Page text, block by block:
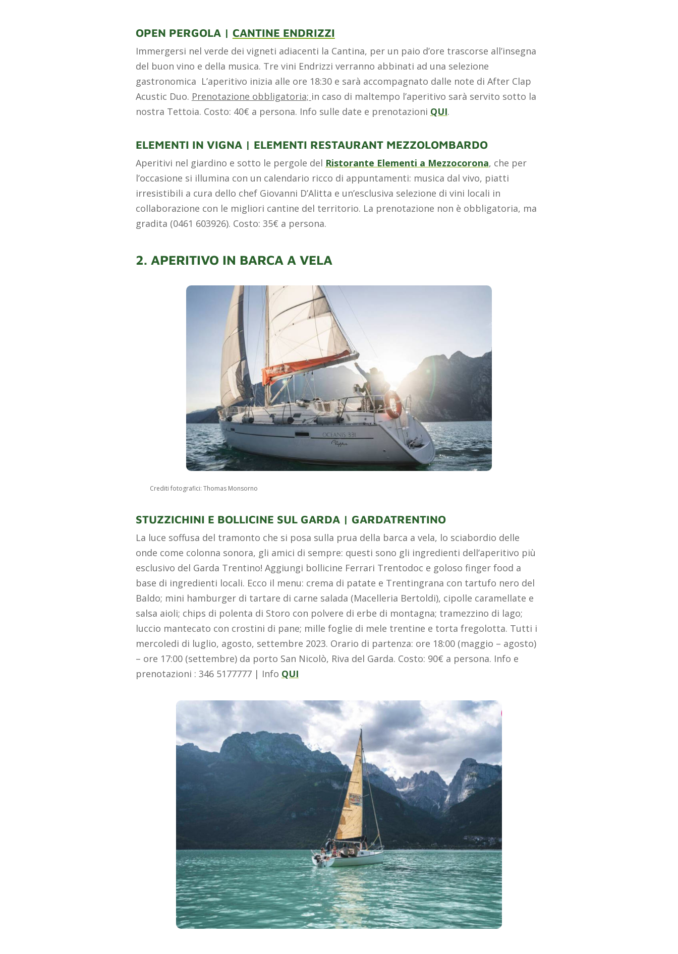
OPEN PERGOLA | CANTINE ENDRIZZI
Immergersi nel verde dei vigneti adiacenti la Cantina, per un paio d’ore trascorse all’insegna
del buon vino e della musica. Tre vini Endrizzi verranno abbinati ad una selezione
gastronomica L’aperitivo inizia alle ore 18:30 e sarà accompagnato dalle note di After Clap
Acustic Duo. Prenotazione obbligatoria; in caso di maltempo l’aperitivo sarà servito sotto la
nostra Tettoia. Costo: 40€ a persona. Info sulle date e prenotazioni QUI.
ELEMENTI IN VIGNA | ELEMENTI RESTAURANT MEZZOLOMBARDO
Aperitivi nel giardino e sotto le pergole del Ristorante Elementi a Mezzocorona, che per
l’occasione si illumina con un calendario ricco di appuntamenti: musica dal vivo, piatti
irresistibili a cura dello chef Giovanni D’Alitta e un’esclusiva selezione di vini locali in
collaborazione con le migliori cantine del territorio. La prenotazione non è obbligatoria, ma
gradita (0461 603926). Costo: 35€ a persona.
2. APERITIVO IN BARCA A VELA
Crediti fotografici: Thomas Monsorno
STUZZICHINI E BOLLICINE SUL GARDA | GARDATRENTINO
La luce soffusa del tramonto che si posa sulla prua della barca a vela, lo sciabordio delle
onde come colonna sonora, gli amici di sempre: questi sono gli ingredienti dell’aperitivo più
esclusivo del Garda Trentino! Aggiungi bollicine Ferrari Trentodoc e goloso finger food a
base di ingredienti locali. Ecco il menu: crema di patate e Trentingrana con tartufo nero del
Baldo; mini hamburger di tartare di carne salada (Macelleria Bertoldi), cipolle caramellate e
salsa aioli; chips di polenta di Storo con polvere di erbe di montagna; tramezzino di lago;
luccio mantecato con crostini di pane; mille foglie di mele trentine e torta fregolotta. Tutti i
mercoledi di luglio, agosto, settembre 2023. Orario di partenza: ore 18:00 (maggio – agosto)
– ore 17:00 (settembre) da porto San Nicolò, Riva del Garda. Costo: 90€ a persona. Info e
prenotazioni : 346 5177777 | Info QUI